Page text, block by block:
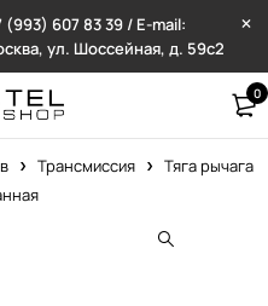
(993) 607 83 39 / E-mail:
ул. Шоссейная, д. 59с2
0
Трансмиссия
Тяга рычага